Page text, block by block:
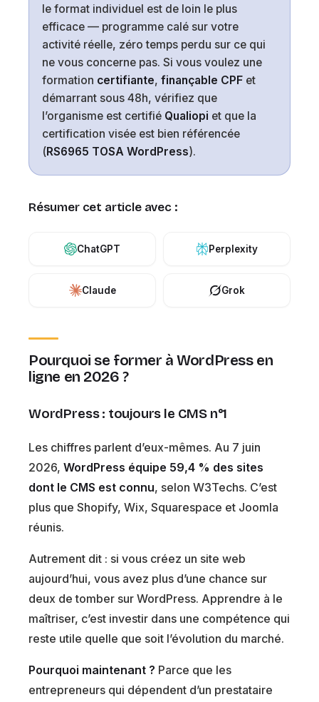
le format individuel est de loin le plus
efficace — programme calé sur votre
activité réelle, zéro temps perdu sur ce qui
ne vous concerne pas. Si vous voulez une
formation certifiante, finançable CPF et
démarrant sous 48h, vérifiez que
l’organisme est certifié Qualiopi et que la
certification visée est bien référencée
( RS6965 TOSA WordPress).
Résumer cet article avec :
ChatGPT Perplexity
Claude Grok
Pourquoi se former à WordPress en
ligne en 2026 ?
WordPress : toujours le CMS n°1
Les chiffres parlent d’eux-mêmes. Au 7 juin
2026, WordPress équipe 59,4 % des sites
dont le CMS est connu, selon W3Techs. C’est
plus que Shopify, Wix, Squarespace et Joomla
réunis.
Autrement dit : si vous créez un site web
aujourd’hui, vous avez plus d’une chance sur
deux de tomber sur WordPress. Apprendre à le
maîtriser, c’est investir dans une compétence qui
reste utile quelle que soit l’évolution du marché.
Pourquoi maintenant ? Parce que les
entrepreneurs qui dépendent d’un prestataire